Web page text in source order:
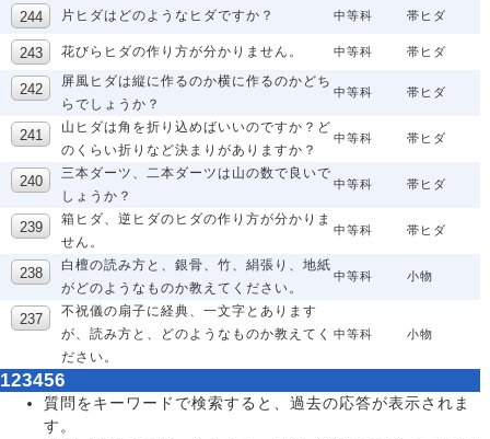
片ヒダはどのようなヒダですか？ 中等科 帯ヒダ
花びらヒダの作り方が分かりません。 中等科 帯ヒダ
屏風ヒダは縦に作るのか横に作るのかどち
らでしょうか？
中等科 帯ヒダ
山ヒダは角を折り込めばいいのですか？ど
のくらい折りなど決まりがありますか？
中等科 帯ヒダ
三本ダーツ、二本ダーツは山の数で良いで
しょうか？
中等科 帯ヒダ
箱ヒダ、逆ヒダのヒダの作り方が分かりま
せん。
中等科 帯ヒダ
白檀の読み方と、銀骨、竹、絹張り、地紙
がどのようなものか教えてください。
中等科 小物
不祝儀の扇子に経典、一文字とあります
が、読み方と、どのようなものか教えてく
ださい。
中等科 小物
123456
質問をキーワードで検索すると、過去の応答が表示されま
す。